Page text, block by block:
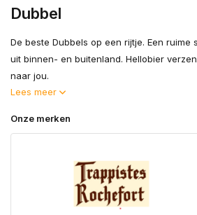
Dubbel
De beste Dubbels op een rijtje. Een ruime
uit binnen- en buitenland. Hellobier
naar jou.
Lees meer
Onze merken